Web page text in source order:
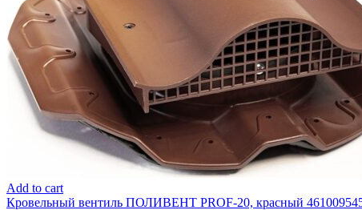
Add to cart
Кровельный вентиль ПОЛИВЕНТ PROF-20, красный